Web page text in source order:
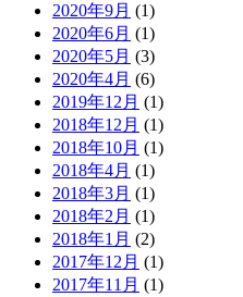
2020年9月 (1)
2020年6月 (1)
2020年5月 (3)
2020年4月 (6)
2019年12月 (1)
2018年12月 (1)
2018年10月 (1)
2018年4月 (1)
2018年3月 (1)
2018年2月 (1)
2018年1月 (2)
2017年12月 (1)
2017年11月 (1)